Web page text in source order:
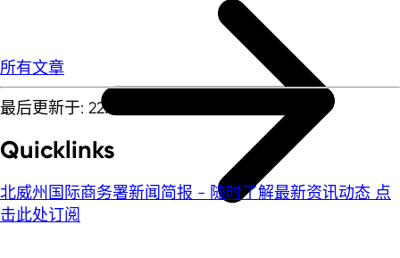
所有文章
最后更新于: 22.05.2026
Quicklinks
北威州国际商务署新闻简报 - 随时了解最新资讯动态 点
击此处订阅